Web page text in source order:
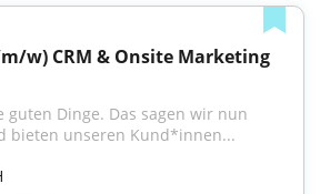
w) CRM & Onsite Marketing
guten Dinge. Das sagen wir nun
bieten unseren Kund*innen...